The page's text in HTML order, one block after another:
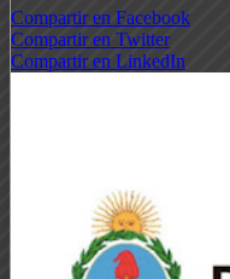
Compartir en Facebook
Compartir en Twitter
Compartir en LinkedIn